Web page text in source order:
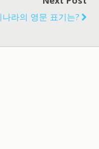
나라의 영문 표기는?